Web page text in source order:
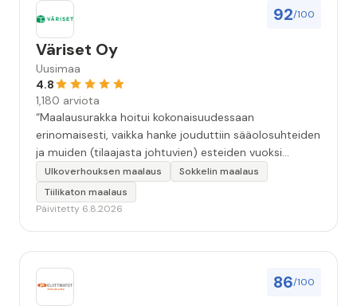
92/100
Väriset Oy
Uusimaa
4.8
1,180 arviota
“Maalausurakka hoitui kokonaisuudessaan
erinomaisesti, vaikka hanke jouduttiin sääolosuhteiden
ja muiden (tilaajasta johtuvien) esteiden vuoksi
keskeyttämään n. 3 viikoksi. Maalaistulos on oikein
hyvä, yhteydenpito erinomaista, jälkityöt tehtiin
huolellisesti. Suosittelen. Erityiskiitos itse maalareille:
Ulkoverhouksen maalaus
Sokkelin maalaus
Tiilikaton maalaus
Päivitetty 6.8.2026
86/100